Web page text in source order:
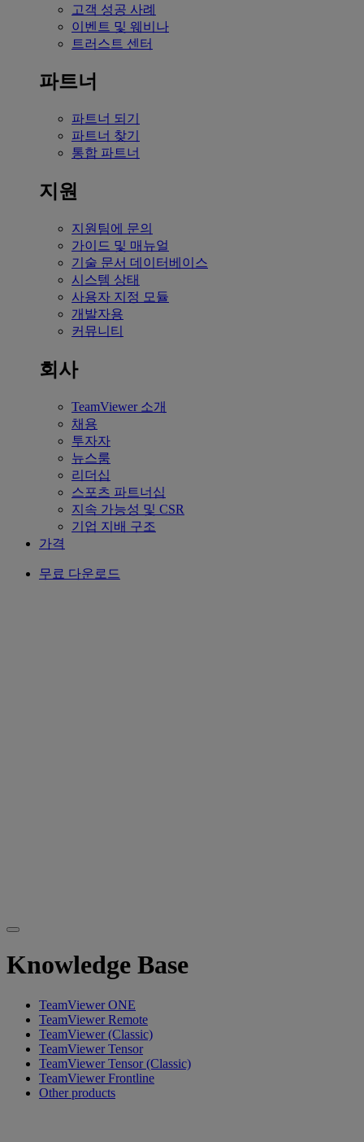
고객 성공 사례
이벤트 및 웨비나
트러스트 센터
파트너
파트너 되기
파트너 찾기
통합 파트너
지원
지원팀에 문의
가이드 및 매뉴얼
기술 문서 데이터베이스
시스템 상태
사용자 지정 모듈
개발자용
커뮤니티
회사
TeamViewer 소개
채용
투자자
뉴스룸
리더십
스포츠 파트너십
지속 가능성 및 CSR
기업 지배 구조
가격
무료 다운로드
Knowledge Base
TeamViewer ONE
TeamViewer Remote
TeamViewer (Classic)
TeamViewer Tensor
TeamViewer Tensor (Classic)
TeamViewer Frontline
Other products